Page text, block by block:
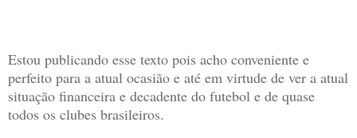
Estou publicando esse texto pois acho conveniente e
perfeito para a atual ocasião e até em virtude de ver a atual
situação financeira e decadente do futebol e de quase
todos os clubes brasileiros.